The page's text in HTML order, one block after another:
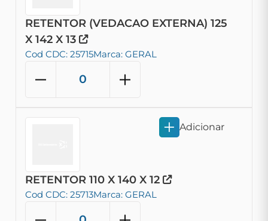
RETENTOR (VEDACAO EXTERNA) 125
X 142 X 13
Cod CDC: 25715Marca: GERAL
RETENTOR 110 X 140 X 12
Cod CDC: 25713Marca: GERAL
Adicionar